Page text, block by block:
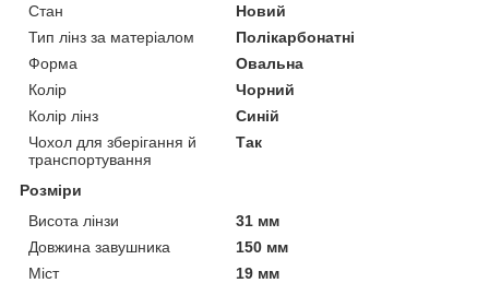
Стан
Новий
Тип лінз за матеріалом
Полікарбонатні
Форма
Овальна
Колір
Чорний
Колір лінз
Синій
Чохол для зберігання й
транспортування
Так
Розміри
Висота лінзи
31 мм
Довжина завушника
150 мм
Міст
19 мм